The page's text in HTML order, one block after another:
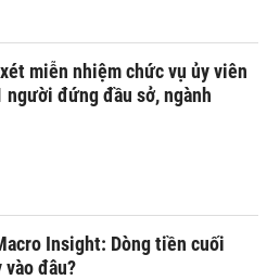
miễn nhiệm chức vụ ủy viên
người đứng đầu sở, ngành
Insight: Dòng tiền cuối
vào đâu?